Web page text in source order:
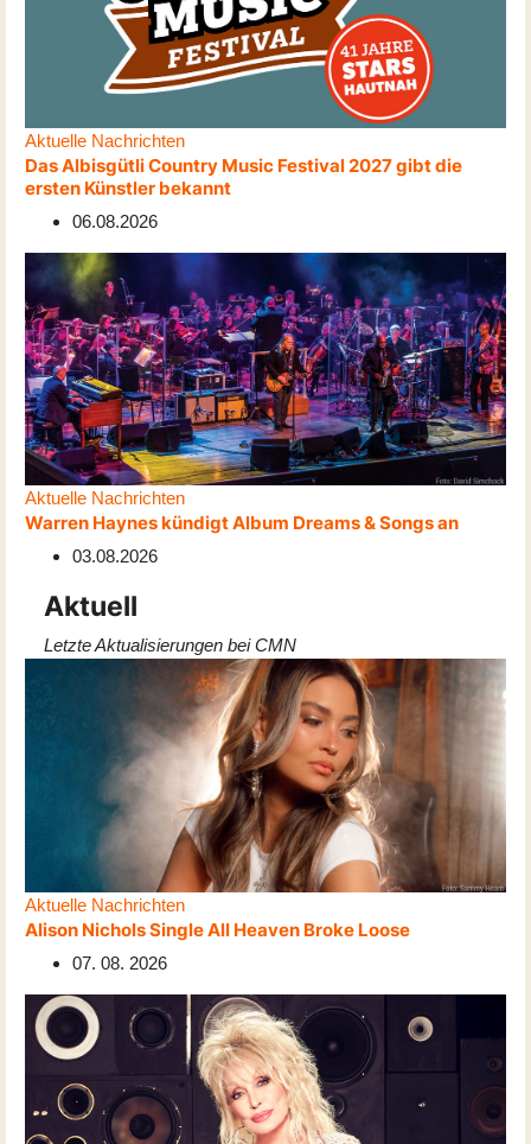
Aktuelle Nachrichten
Das Albisgütli Country Music Festival 2027 gibt die
ersten Künstler bekannt
06.08.2026
Aktuelle Nachrichten
Warren Haynes kündigt Album Dreams & Songs an
03.08.2026
Aktuell
Letzte Aktualisierungen bei CMN
Aktuelle Nachrichten
Alison Nichols Single All Heaven Broke Loose
07. 08. 2026